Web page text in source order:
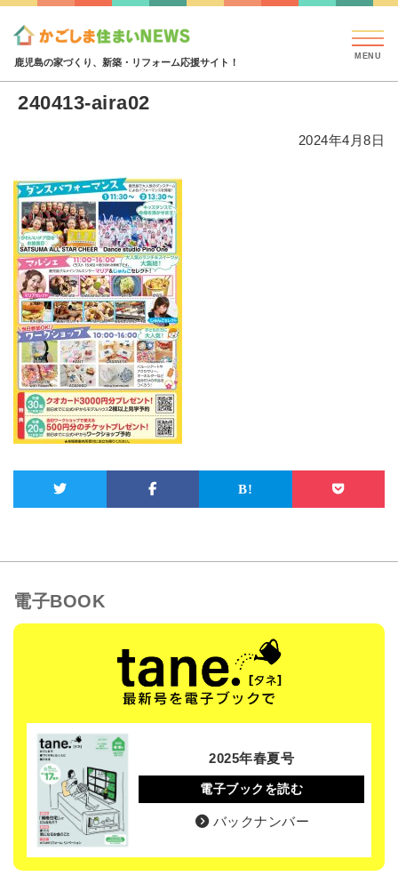
鹿児島の家づくり、新築・リフォーム応援サイト！
240413-aira02
2024年4月8日
電子BOOK
2025年春夏号
電子ブックを読む
バックナンバー